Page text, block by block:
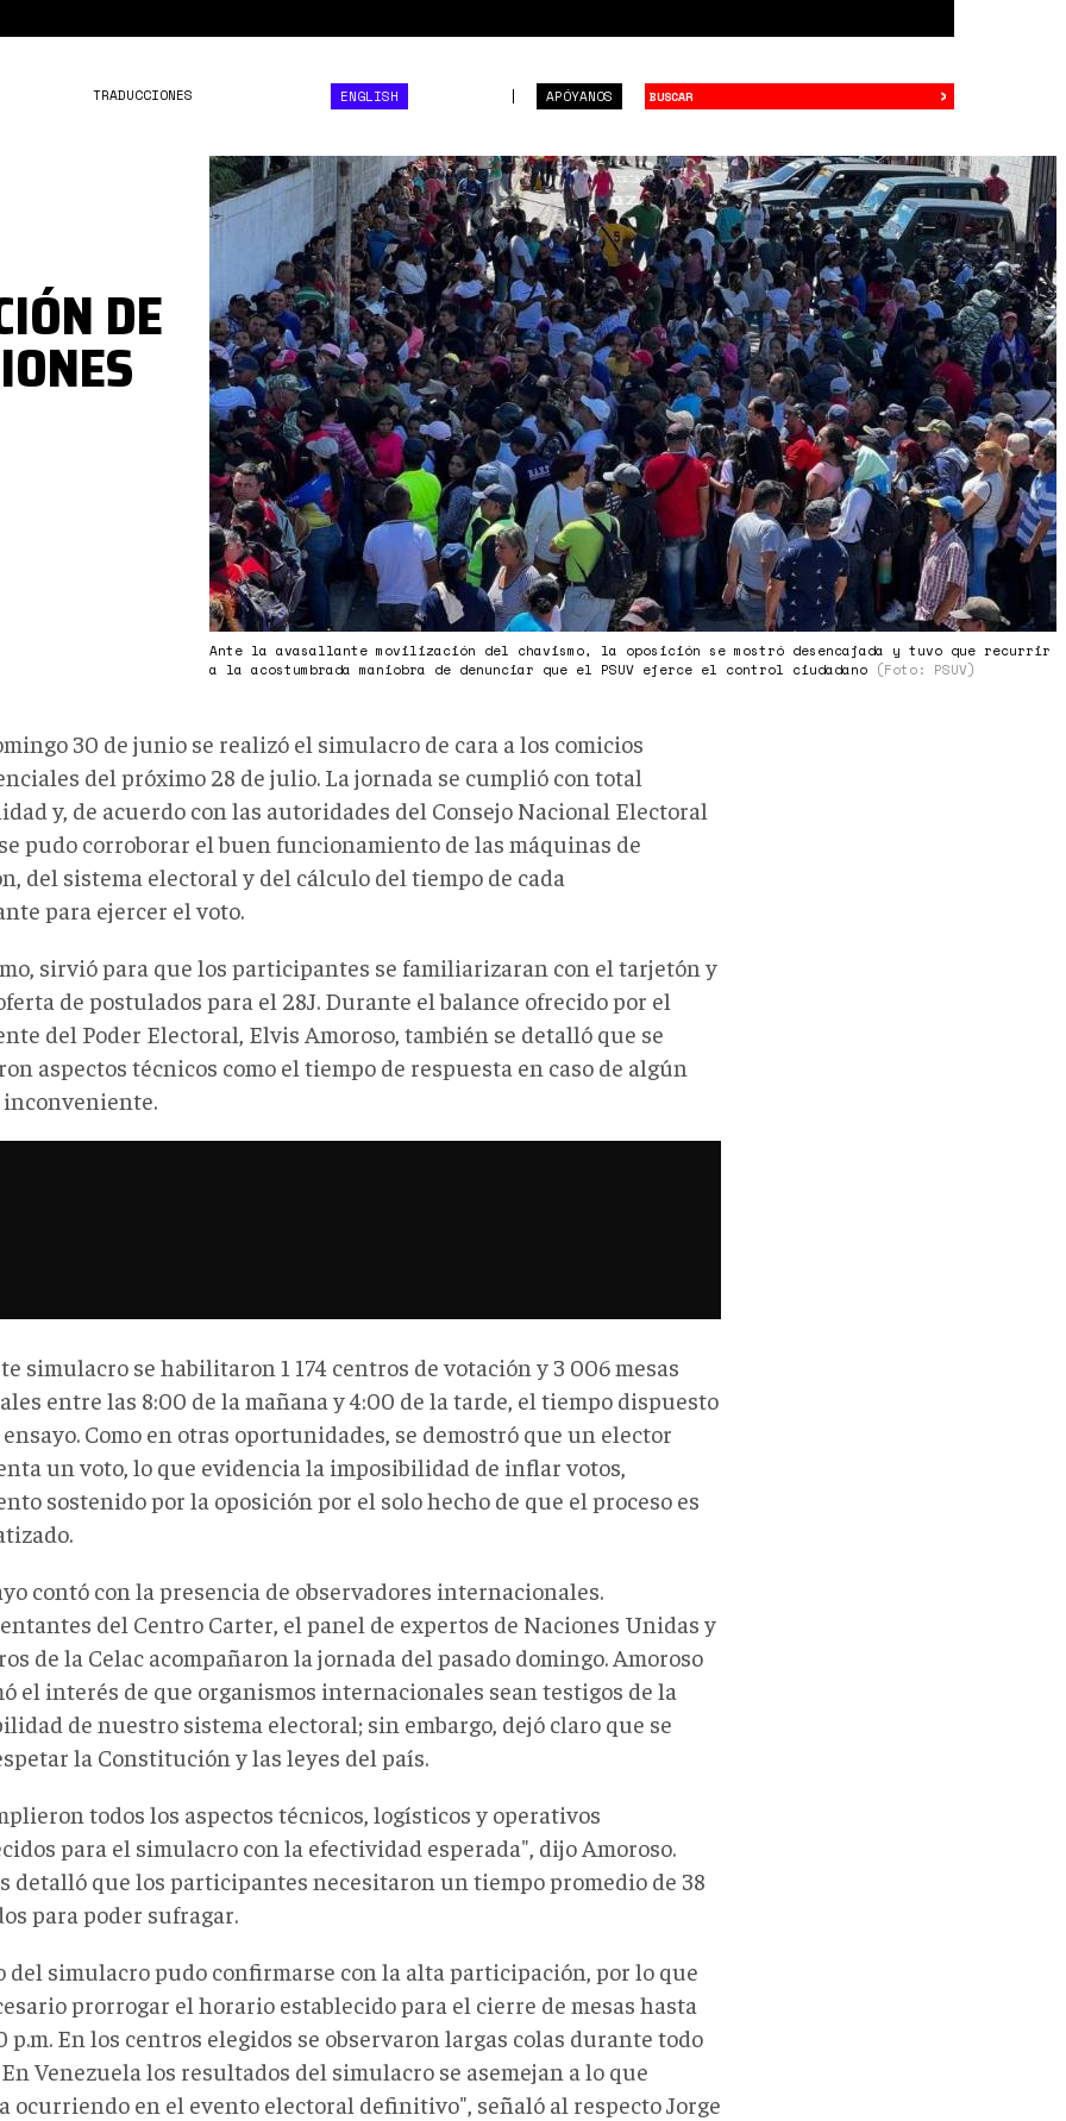
APÓYANOS
TRADUCCIONES ENGLISH ›
Z4IDYV6BGJCVROEWJ7IJXJLS3E.jpg
Ante la avasallante movilización del chavismo, la oposición se mostró desencajada y tuvo que recurrir
a la acostumbrada maniobra de denunciar que el PSUV ejerce el control ciudadano (Foto: PSUV)
DE
30 de junio se realizó el simulacro de cara a los comicios
del próximo 28 de julio. La jornada se cumplió con total
y, de acuerdo con las autoridades del Consejo Nacional Electoral
pudo corroborar el buen funcionamiento de las máquinas de
del sistema electoral y del cálculo del tiempo de cada
para ejercer el voto.
sirvió para que los participantes se familiarizaran con el tarjetón y
de postulados para el 28J. Durante el balance ofrecido por el
del Poder Electoral, Elvis Amoroso, también se detalló que se
aspectos técnicos como el tiempo de respuesta en caso de algún
simulacro se habilitaron 1 174 centros de votación y 3 006 mesas
entre las 8:00 de la mañana y 4:00 de la tarde, el tiempo dispuesto
Como en otras oportunidades, se demostró que un elector
un voto, lo que evidencia la imposibilidad de inflar votos,
sostenido por la oposición por el solo hecho de que el proceso es
contó con la presencia de observadores internacionales.
del Centro Carter, el panel de expertos de Naciones Unidas y
de la Celac acompañaron la jornada del pasado domingo. Amoroso
el interés de que organismos internacionales sean testigos de la
de nuestro sistema electoral; sin embargo, dejó claro que se
la Constitución y las leyes del país.
todos los aspectos técnicos, logísticos y operativos
para el simulacro con la efectividad esperada", dijo Amoroso.
detalló que los participantes necesitaron un tiempo promedio de 38
para poder sufragar.
del simulacro pudo confirmarse con la alta participación, por lo que
prorrogar el horario establecido para el cierre de mesas hasta
p.m. En los centros elegidos se observaron largas colas durante todo
Venezuela los resultados del simulacro se asemejan a lo que
ocurriendo en el evento electoral definitivo", señaló al respecto Jorge